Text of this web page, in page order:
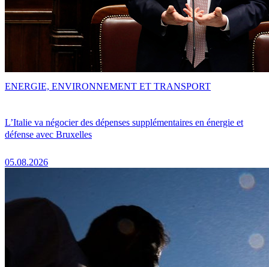
L’Italie va négocier des dépenses supplémentaires en énergie et
défense avec Bruxelles
05.08.2026
ENERGIE, ENVIRONNEMENT ET TRANSPORT